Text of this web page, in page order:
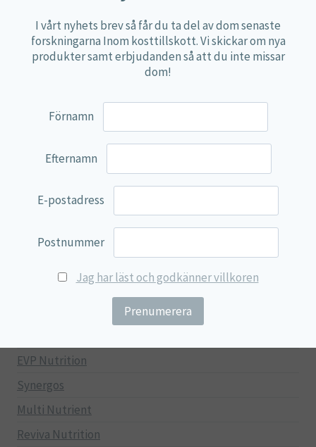
Erbjudanden
Nyheter
Vitaminer
Aminosyror
Mjölksyrebakterier
Matsmältningsenzymer
Örter
Näringspulver
EVP Nutrition
Synergos
Multi Nutrient
Reviva Nutrition
I vårt nyhets brev så får du ta del av dom senaste
forskningarna Inom kosttillskott. Vi skickar om nya
produkter samt erbjudanden så att du inte missar
dom!
Förnamn
Efternamn
E-postadress
Postnummer
Jag har läst och godkänner villkoren